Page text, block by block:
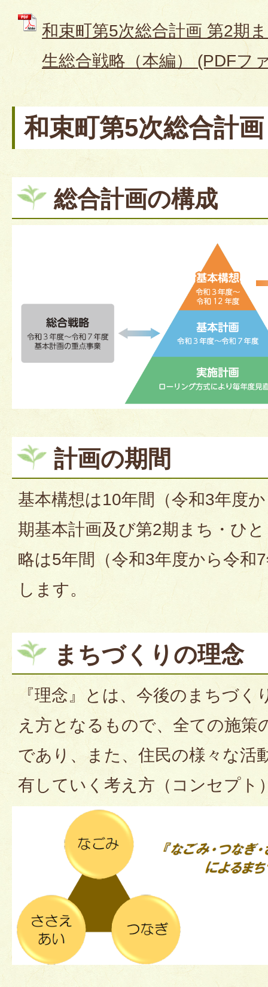
和束町第5次総合計画 第2期
生総合戦略（本編） (PDFフ
和束町第5次総合計画
総合計画の構成
計画の期間
基本構想は10年間（令和3年度
期基本計画及び第2期まち・ひ
略は5年間（令和3年度から令和
します。
まちづくりの理念
『理念』とは、今後のまちづく
え方となるもので、全ての施策
であり、また、住民の様々な活
有していく考え方（コンセプト